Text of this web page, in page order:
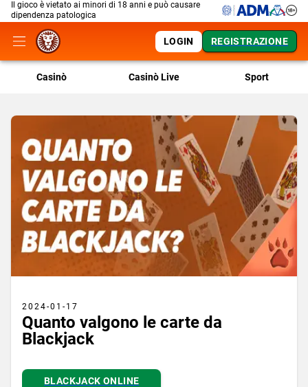
Il gioco è vietato ai minori di 18 anni e può causare
dipendenza patologica
LOGIN REGISTRAZIONE
Casinò Casinò Live Sport
2024-01-17
Quanto valgono le carte da
Blackjack
BLACKJACK ONLINE